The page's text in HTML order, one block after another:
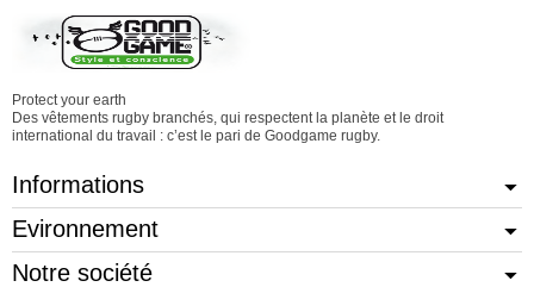
Protect your earth
Des vêtements rugby branchés, qui respectent la planète et le droit
international du travail : c’est le pari de Goodgame rugby.
Informations
Evironnement
Notre société